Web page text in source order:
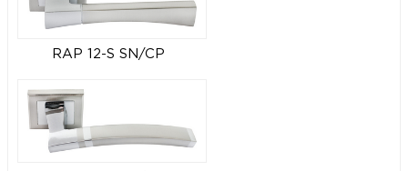
RAP 12-S SN/CP